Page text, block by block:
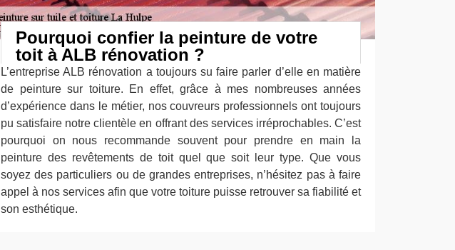
Pourquoi confier la peinture de votre
toit à ALB rénovation ?
L’entreprise ALB rénovation a toujours su faire parler d’elle en matière
de peinture sur toiture. En effet, grâce à mes nombreuses années
d’expérience dans le métier, nos couvreurs professionnels ont toujours
pu satisfaire notre clientèle en offrant des services irréprochables. C’est
pourquoi on nous recommande souvent pour prendre en main la
peinture des revêtements de toit quel que soit leur type. Que vous
soyez des particuliers ou de grandes entreprises, n’hésitez pas à faire
appel à nos services afin que votre toiture puisse retrouver sa fiabilité et
son esthétique.